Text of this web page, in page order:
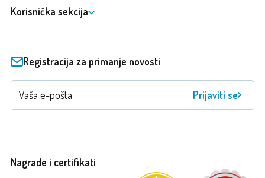
Korisnička sekcija
Registracija za primanje novosti
Prijaviti se
Nagrade i certifikati